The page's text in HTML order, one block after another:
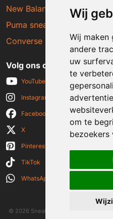
Wij
Wij maken
andere
uw
te
om te
bezoekers
New Balance sneakers
Puma sneakers
Converse sneakers
Volg ons op social media
YouTube
Instagram
Facebook
X
Pinterest
TikTok
WhatsApp
© 2026 Sneakerplaats.nl